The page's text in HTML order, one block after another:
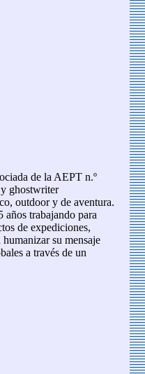
de la AEPT n.º
ghostwriter
outdoor y de aventura.
años trabajando para
de expediciones,
su mensaje
a través de un